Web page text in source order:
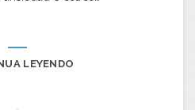
LEYENDO